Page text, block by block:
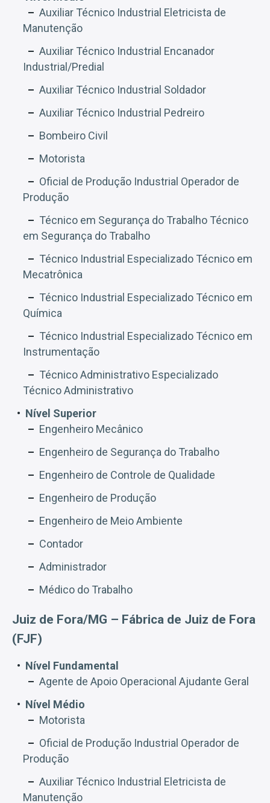
Auxiliar Técnico Industrial Eletricista de
Manutenção
Auxiliar Técnico Industrial Encanador
Industrial/Predial
Auxiliar Técnico Industrial Soldador
Auxiliar Técnico Industrial Pedreiro
Bombeiro Civil
Motorista
Oficial de Produção Industrial Operador de
Produção
Técnico em Segurança do Trabalho Técnico
em Segurança do Trabalho
Técnico Industrial Especializado Técnico em
Mecatrônica
Técnico Industrial Especializado Técnico em
Química
Técnico Industrial Especializado Técnico em
Instrumentação
Técnico Administrativo Especializado
Técnico Administrativo
Nível Superior
Engenheiro Mecânico
Engenheiro de Segurança do Trabalho
Engenheiro de Controle de Qualidade
Engenheiro de Produção
Engenheiro de Meio Ambiente
Contador
Administrador
Médico do Trabalho
Juiz de Fora/MG – Fábrica de Juiz de Fora
(FJF)
Nível Fundamental
Agente de Apoio Operacional Ajudante Geral
Nível Médio
Motorista
Oficial de Produção Industrial Operador de
Produção
Auxiliar Técnico Industrial Eletricista de
Manutenção